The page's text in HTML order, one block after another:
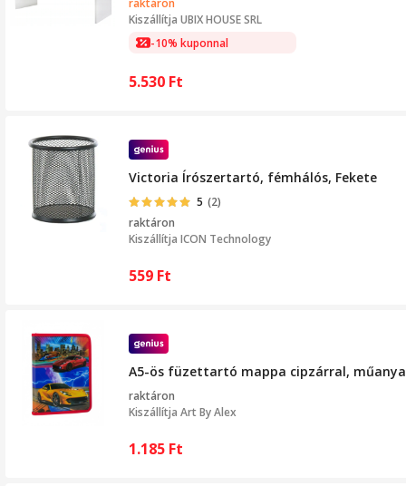
raktáron
Kiszállítja UBIX HOUSE SRL
-10% kuponnal
5.530 Ft
Victoria Írószertartó, fémhálós, Fekete
5 (2)
raktáron
Kiszállítja ICON Technology
559 Ft
A5-ös füzettartó mappa cipzárral,
raktáron
Kiszállítja Art By Alex
1.185 Ft